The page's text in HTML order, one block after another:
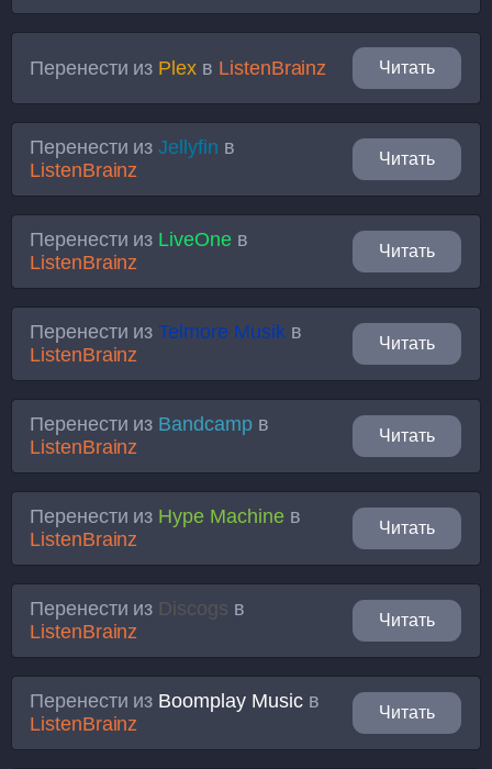
Перенести из Plex в ListenBrainz Читать
Перенести изJellyfin в
ListenBrainz
Читать
Перенести из LiveOneв
ListenBrainz
Читать
Перенести изTelmore Musikв
ListenBrainz
Читать
Перенести из Bandcampв
ListenBrainz
Читать
Перенести из Hype Machineв
ListenBrainz
Читать
Перенести из Discogs в
ListenBrainz
Читать
Перенести из Boomplay Musicв
ListenBrainz
Читать